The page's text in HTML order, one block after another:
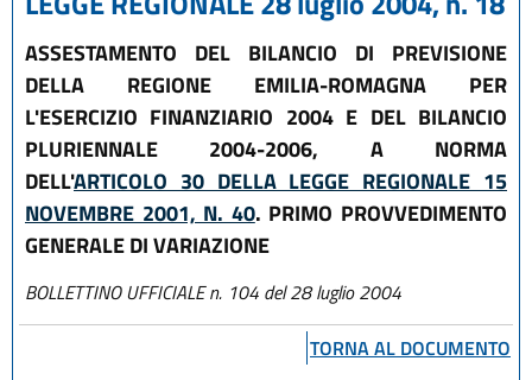
ASSESTAMENTO DEL BILANCIO DI PREVISIONE
DELLA REGIONE EMILIA-ROMAGNA PER
L'ESERCIZIO FINANZIARIO 2004 E DEL BILANCIO
PLURIENNALE 2004-2006, A NORMA
DELL'ARTICOLO 30 DELLA LEGGE REGIONALE 15
NOVEMBRE 2001, N. 40. PRIMO PROVVEDIMENTO
GENERALE DI VARIAZIONE
BOLLETTINO UFFICIALE n. 104 del 28 luglio 2004
TORNA AL DOCUMENTO